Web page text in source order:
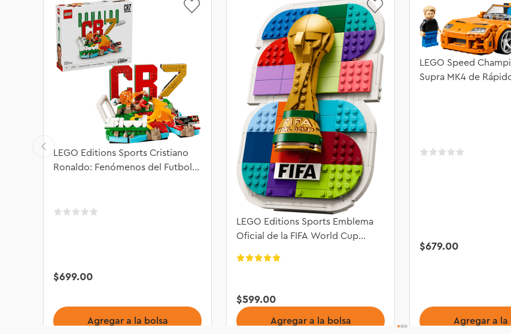
LEGO Editions Sports Cristiano
Ronaldo: Fenómenos del Futbol
$699.00
Agregar a la bolsa
LEGO Editions Sports Emblema
Oficial de la FIFA World Cup
$599.00
Agregar a la bolsa
LEGO Speed
Supra MK4 de
$679.00
Agregar a la